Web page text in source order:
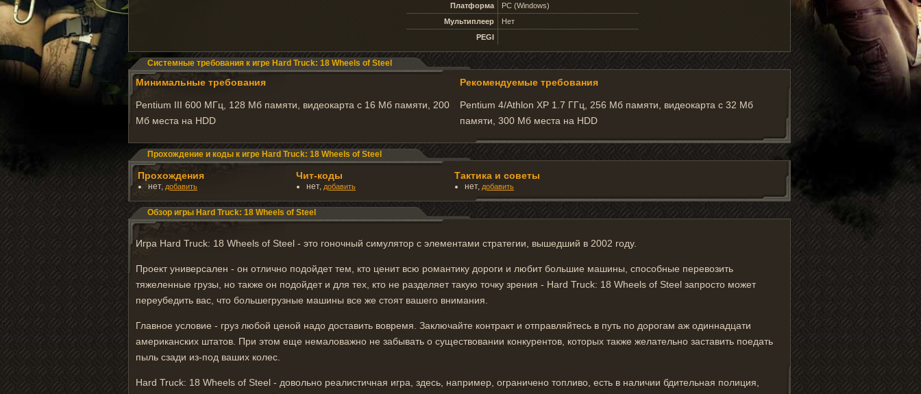
Платформа
PC (Windows)
Мультиплеер
Нет
PEGI
Системные требования к игре Hard Truck: 18 Wheels of Steel
Минимальные требования
Pentium III 600 МГц, 128 Мб памяти, видеокарта с 16 Мб памяти, 200
Мб места на HDD
Рекомендуемые требования
Pentium 4/Athlon XP 1.7 ГГц, 256 Мб памяти, видеокарта с 32 Мб
памяти, 300 Мб места на HDD
Прохождение и коды к игре Hard Truck: 18 Wheels of Steel
Прохождения
нет, добавить
Чит-коды
нет, добавить
Тактика и советы
нет, добавить
Обзор игры Hard Truck: 18 Wheels of Steel
Игра Hard Truck: 18 Wheels of Steel - это гоночный симулятор с элементами стратегии, вышедший в 2002 году.
Проект универсален - он отлично подойдет тем, кто ценит всю романтику дороги и любит большие машины, способные перевозить
тяжеленные грузы, но также он подойдет и для тех, кто не разделяет такую точку зрения - Hard Truck: 18 Wheels of Steel запросто может
переубедить вас, что большегрузные машины все же стоят вашего внимания.
Главное условие - груз любой ценой надо доставить вовремя. Заключайте контракт и отправляйтесь в путь по дорогам аж одиннадцати
американских штатов. При этом еще немаловажно не забывать о существовании конкурентов, которых также желательно заставить поедать
пыль сзади из-под ваших колес.
Hard Truck: 18 Wheels of Steel - довольно реалистичная игра, здесь, например, ограничено топливо, есть в наличии бдительная полиция,